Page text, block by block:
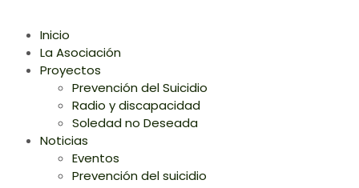
Inicio
La Asociación
Proyectos
Prevención del Suicidio
Radio y discapacidad
Soledad no Deseada
Noticias
Eventos
Prevención del suicidio